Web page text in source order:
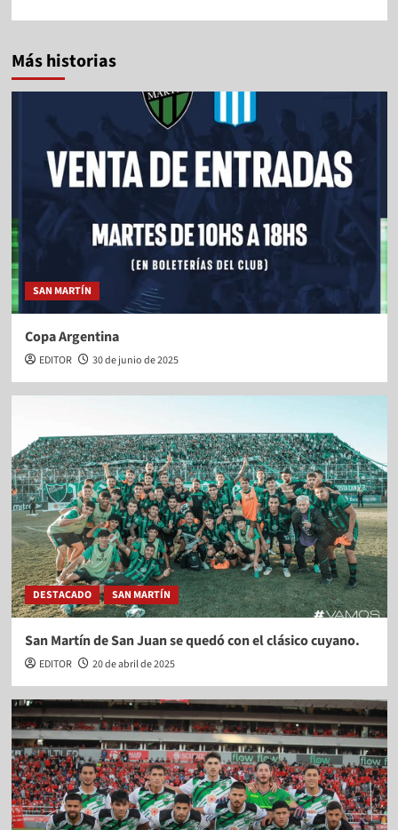
Más historias
SAN MARTÍN
Copa Argentina
EDITOR 30 de junio de 2025
DESTACADO SAN MARTÍN
San Martín de San Juan se quedó con el clásico cuyano.
EDITOR 20 de abril de 2025